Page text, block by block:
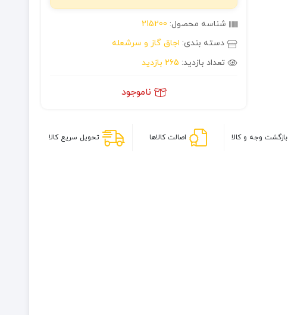
شناسه محصول: 215200
دسته بندی: اجاق گاز و سرشعله
تعداد بازدید: 265 بازدید
ناموجود
بازگشت وجه و کالا اصالت کالاها تحویل سریع کالا